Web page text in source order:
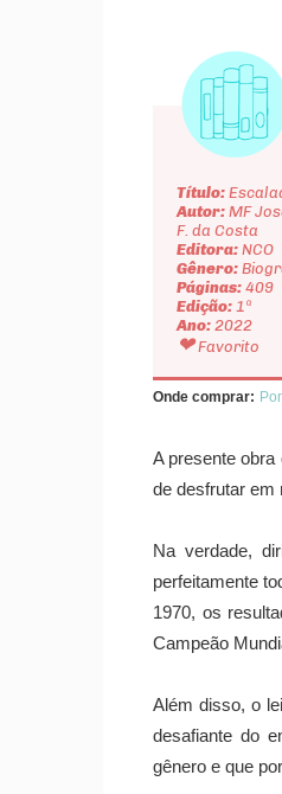
Título:
Autor:MF
F. da Costa
Editora:NCO
Gênero:
Páginas:409
Edição:1ª
Ano:2022
❤Favorito
Onde comprar:
A presente
de desfrutar em
Na verdade,
perfeitamente
1970, os
Campeão
Além disso, o
desafiante do
gênero e que